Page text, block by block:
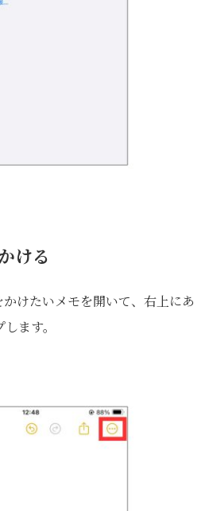
ける
けたいメモを開いて、右上にあ
ます。